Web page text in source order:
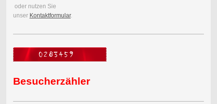
oder nutzen Sie
unser Kontaktformular.
Besucherzähler